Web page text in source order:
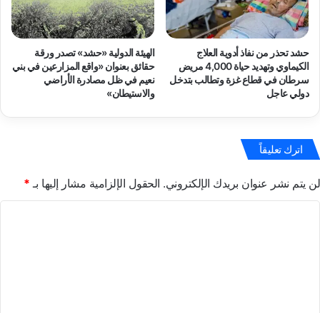
حشد تحذر من نفاذ أدوية العلاج
الكيماوي وتهديد حياة 4,000 مريض
سرطان في قطاع غزة وتطالب بتدخل
دولي عاجل
الهيئة الدولية «حشد» تصدر ورقة
حقائق بعنوان «واقع المزارعين في بني
نعيم في ظل مصادرة الأراضي
والاستيطان»
اترك تعليقاً
لن يتم نشر عنوان بريدك الإلكتروني. الحقول الإلزامية مشار إليها بـ *